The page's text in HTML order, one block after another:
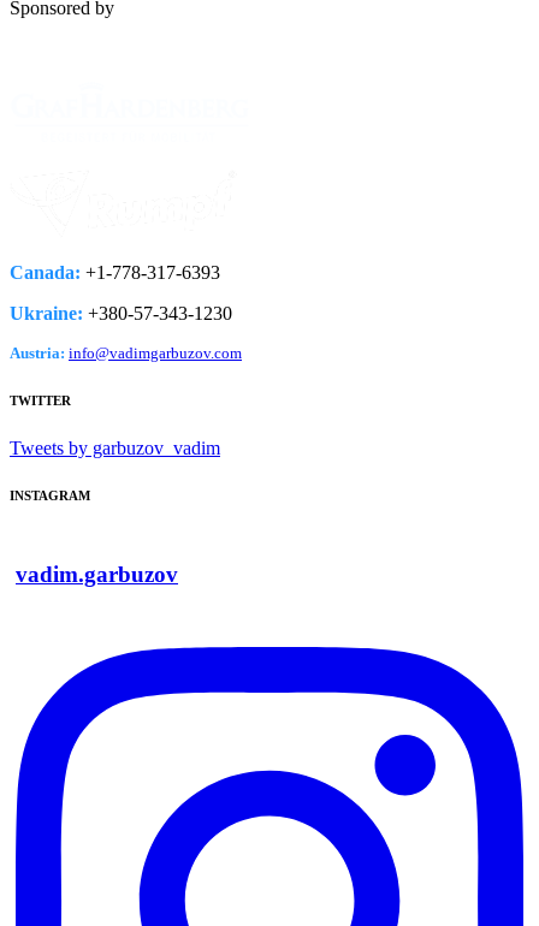
Sponsored by
Canada: +1-778­-317-­6393
Ukraine: +380-­57-­343-­1230
Austria: info@vadimgarbuzov.com
TWITTER
Tweets by garbuzov_vadim
INSTAGRAM
vadim.garbuzov